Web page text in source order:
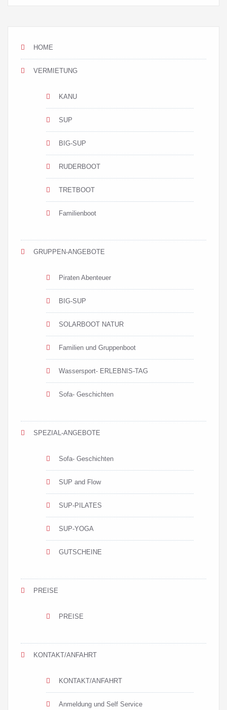
HOME
VERMIETUNG
KANU
SUP
BIG-SUP
RUDERBOOT
TRETBOOT
Familienboot
GRUPPEN-ANGEBOTE
Piraten Abenteuer
BIG-SUP
SOLARBOOT NATUR
Familien und Gruppenboot
Wassersport- ERLEBNIS-TAG
Sofa- Geschichten
SPEZIAL-ANGEBOTE
Sofa- Geschichten
SUP and Flow
SUP-PILATES
SUP-YOGA
GUTSCHEINE
PREISE
PREISE
KONTAKT/ANFAHRT
KONTAKT/ANFAHRT
Anmeldung und Self Service